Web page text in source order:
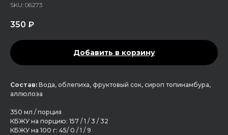
SKU: 06273
350 ₽
Добавить в корзину
Состав: Вода, облепиха, фруктовый сок, сироп топинамбура,
аллюлоза
350 мл / порция
КБЖУ на порцию: 157 / 1 / 3 / 32
КБЖУ на 100 г: 45/ 0 / 1 / 9